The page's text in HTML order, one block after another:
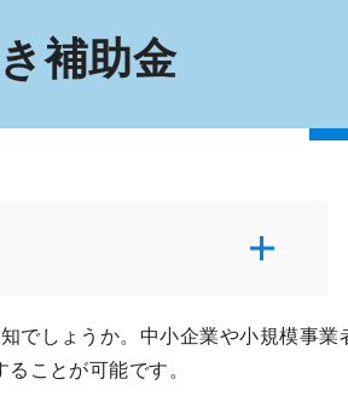
補助金
でしょうか。中小企業や小規模事業
ことが可能です。